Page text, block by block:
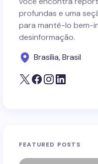
profundas e uma
para mantê-lo bem-
desinformação.
Brasília, Brasil
FEATURED POSTS